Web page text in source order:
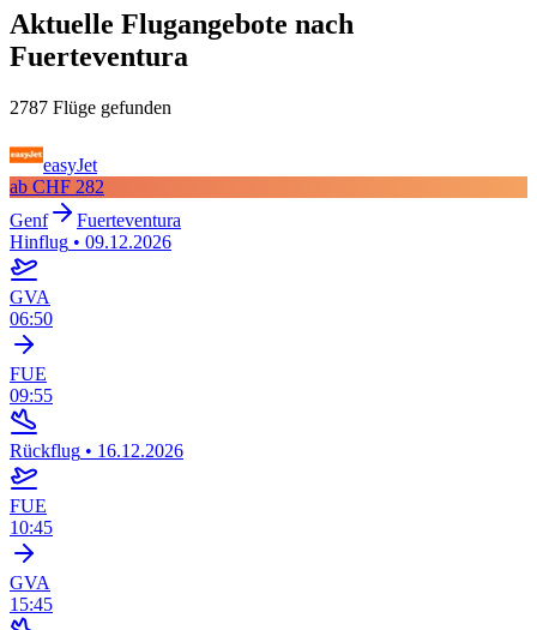
Aktuelle Flugangebote nach
Fuerteventura
2787 Flüge gefunden
easyJet
ab CHF 282
Genf
Fuerteventura
Hinflug • 09.12.2026
GVA
06:50
FUE
09:55
Rückflug • 16.12.2026
FUE
10:45
GVA
15:45